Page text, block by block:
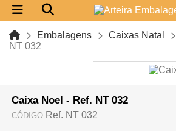
Embalagens Caixas Natal
NT 032
Caixa Noel - Ref. NT 032
CÓDIGO Ref. NT 032